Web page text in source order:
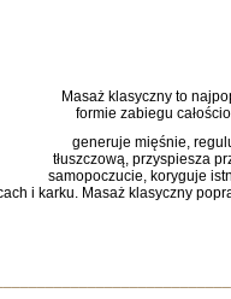
Masaż klasyczny to
formie zabiegu
generuje mięśnie,
tłuszczową, przyspiesza
samopoczucie, koryguje
i karku. Masaż klasyczny